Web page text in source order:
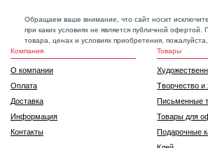
Обращаем ваше внимание, что сайт носит
при каких условиях не является публичной
товара, ценах и условиях приобретения,
Компания
О компании
Оплата
Доставка
Информация
Контакты
Товары
Творчество и
Письменные
Товары для
Подарочные